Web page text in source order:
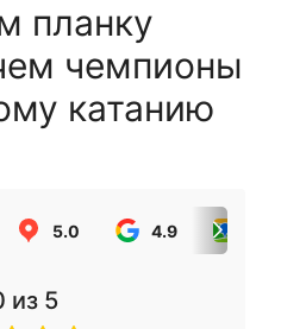
планку
чемпионы
катанию
5.0 4.9
из 5